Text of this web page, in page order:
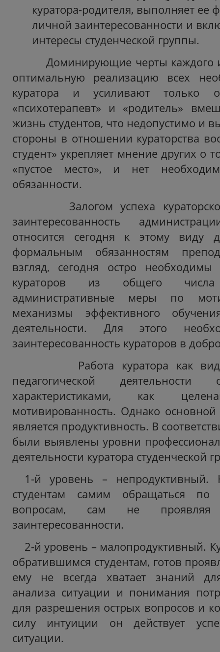
куратора-родителя, выполняет ее
личной заинтересованности и
интересы студенческой группы.
Доминирующие черты каждого
оптимальную реализацию всех
куратора и усиливают только
«психотерапевт» и «родитель»
жизнь студентов, что недопустимо и
стороны в отношении кураторства
студент» укрепляет мнение других о
«пустое место», и нет
обязанности.
Залогом успеха
заинтересованность
относится сегодня к этому виду
формальным обязанностям
взгляд, сегодня остро
кураторов из общего числа
административные меры по
механизмы эффективного
деятельности. Для этого
заинтересованность кураторов в
Работа куратора как вид
педагогической деятельности
характеристиками, как
мотивированность. Однако основной
является продуктивность. В
были выявлены уровни
деятельности куратора студенческой
1-й уровень – непродуктивный.
студентам самим обращаться
вопросам, сам не
заинтересованности.
2-й уровень – малопродуктивный.
обратившимся студентам, готов
ему не всегда хватает знаний для
анализа ситуации и понимания
для разрешения острых вопросов и
силу интуиции он действует
ситуации.